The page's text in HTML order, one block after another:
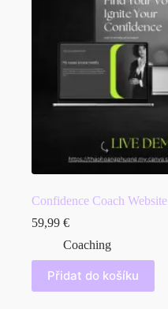
Confidence Coach Website
59,99 €
Coaching
Přidat do košíku